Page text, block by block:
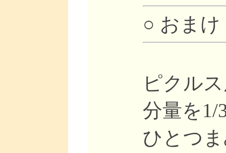
○ おまけ
ピクル
分量を1/
ひとつ